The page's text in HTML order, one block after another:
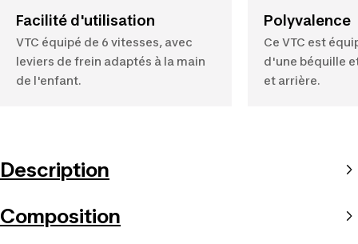
Facilité d'utilisation
VTC équipé de 6 vitesses, avec
leviers de frein adaptés à la main
de l'enfant.
Polyvalence
Ce VTC est
d'une béquille
et arrière.
Description
Composition